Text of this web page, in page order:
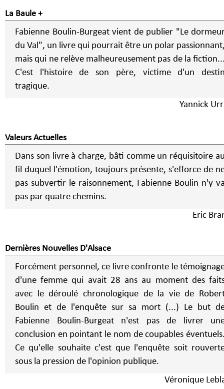
La Baule +
Fabienne Boulin-Burgeat vient de publier "Le
du Val", un livre qui pourrait être un polar
mais qui ne relève malheureusement pas de la
C'est l'histoire de son père, victime d'un
tragique.
Yannick
Valeurs Actuelles
Dans son livre à charge, bâti comme un réquisitoire
fil duquel l'émotion, toujours présente, s'efforce de
pas subvertir le raisonnement, Fabienne Boulin n'y
pas par quatre chemins.
Eric
Dernières Nouvelles D'Alsace
Forcément personnel, ce livre confronte le
d'une femme qui avait 28 ans au moment des
avec le déroulé chronologique de la vie de
Boulin et de l'enquête sur sa mort (...) Le but
Fabienne Boulin-Burgeat n'est pas de livrer
conclusion en pointant le nom de coupables
Ce qu'elle souhaite c'est que l'enquête soit
sous la pression de l'opinion publique.
Véronique